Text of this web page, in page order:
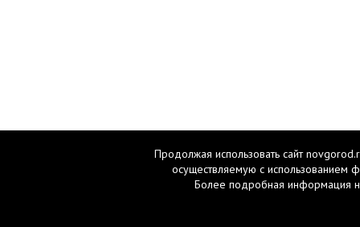
Продолжая использовать сайт
осуществляемую с использованием
Более подробная информация